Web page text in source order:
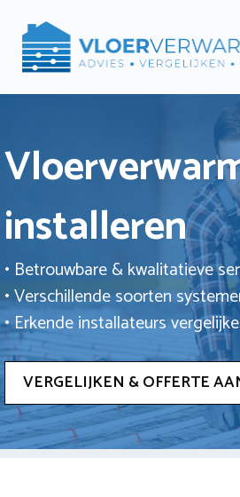
naar
installeren
• Betrouwbare & kwalitatieve
• Verschillende soorten
• Erkende installateurs
VERGELIJKEN & OFFERTE